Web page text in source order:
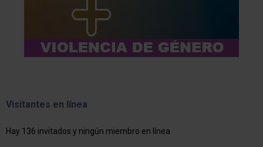
Visitantes en línea
Hay 136 invitados y ningún miembro en línea